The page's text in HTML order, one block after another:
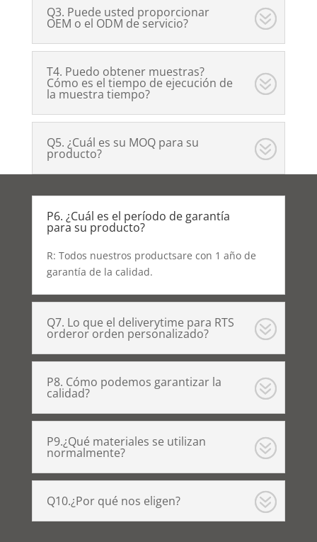
Q3. Puede usted proporcionar
OEM o el ODM de servicio?
T4. Puedo obtener muestras?
Cómo es el tiempo de ejecución de
la muestra tiempo?
Q5. ¿Cuál es su MOQ para su
producto?
P6. ¿Cuál es el período de garantía
para su producto?
R: Todos nuestros productsare con 1 año de
garantía de la calidad.
Q7. Lo que el deliverytime para RTS
orderor orden personalizado?
P8. Cómo podemos garantizar la
calidad?
P9.¿Qué materiales se utilizan
normalmente?
Q10.¿Por qué nos eligen?